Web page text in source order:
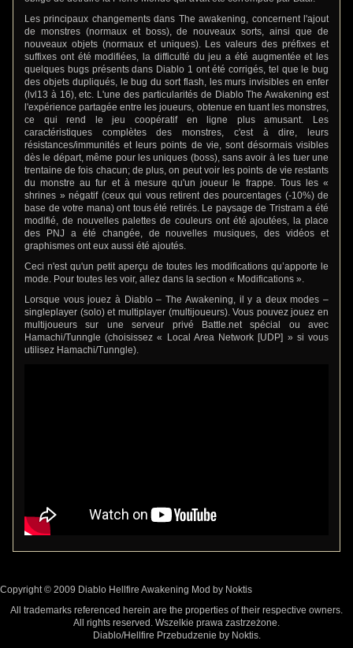
Les principaux changements dans The awakening, concernent l'ajout
de monstres (normaux et boss), de nouveaux sorts, ainsi que de
nouveaux objets (normaux et uniques). Les valeurs des préfixes et
suffixes ont été modifiées, la difficulté du jeu a été augmentée et les
quelques bugs présents dans Diablo 1 ont été corrigés, tel que le bug
des objets dupliqués, le bug du sort flash, les murs invisibles en enfer
(lvl13 à 16), etc. L'une des particularités de Diablo The Awakening est
l'expérience partagée entre les joueurs, obtenue en tuant les monstres,
ce qui rend le jeu coopératif en ligne plus amusant. Les
caractéristiques complètes des monstres, c'est à dire, leurs
résistances/immunités et leurs points de vie, sont désormais visibles
dès le départ, même pour les uniques (boss), sans avoir à les tuer une
trentaine de fois chacun; de plus, on peut voir les points de vie restants
du monstre au fur et à mesure qu'un joueur le frappe. Tous les «
shrines » négatif (ceux qui vous retirent des pourcentages (-10%) de
base de votre mana) ont tous été retirés. Le paysage de Tristram a été
modifié, de nouvelles palettes de couleurs ont été ajoutées, la place
des PNJ a été changée, de nouvelles musiques, des vidéos et
graphismes ont eux aussi été ajoutés.
Ceci n'est qu'un petit aperçu de toutes les modifications qu’apporte le
mode. Pour toutes les voir, allez dans la section « Modifications ».
Lorsque vous jouez à Diablo – The Awakening, il y a deux modes –
singleplayer (solo) et multiplayer (multijoueurs). Vous pouvez jouez en
multijoueurs sur une serveur privé Battle.net spécial ou avec
Hamachi/Tunngle (choisissez « Local Area Network [UDP] » si vous
utilisez Hamachi/Tunngle).
Copyright © 2009 Diablo Hellfire Awakening Mod by Noktis
All trademarks referenced herein are the properties of their respective owners.
All rights reserved. Wszelkie prawa zastrzeżone.
Diablo/Hellfire Przebudzenie by Noktis.